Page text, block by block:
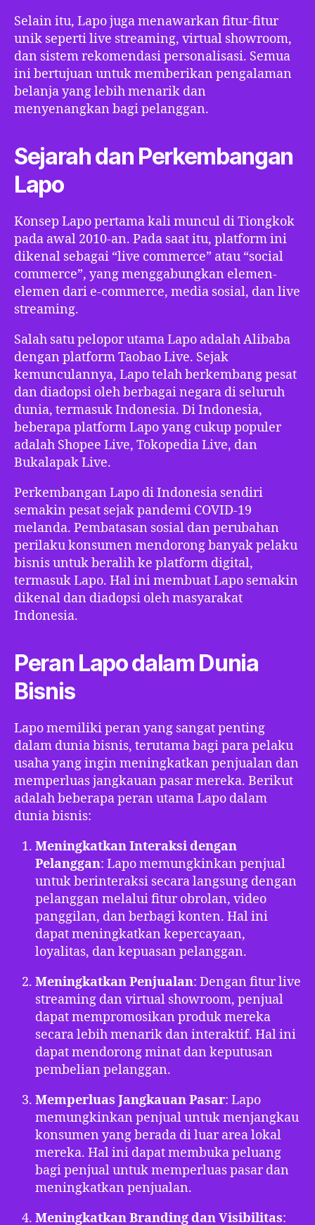
Selain itu, Lapo juga menawarkan fitur-fitur
unik seperti live streaming, virtual showroom,
dan sistem rekomendasi personalisasi. Semua
ini bertujuan untuk memberikan pengalaman
belanja yang lebih menarik dan
menyenangkan bagi pelanggan.
Sejarah dan Perkembangan
Lapo
Konsep Lapo pertama kali muncul di Tiongkok
pada awal 2010-an. Pada saat itu, platform ini
dikenal sebagai “live commerce” atau “social
commerce”, yang menggabungkan elemen-
elemen dari e-commerce, media sosial, dan live
streaming.
Salah satu pelopor utama Lapo adalah Alibaba
dengan platform Taobao Live. Sejak
kemunculannya, Lapo telah berkembang pesat
dan diadopsi oleh berbagai negara di seluruh
dunia, termasuk Indonesia. Di Indonesia,
beberapa platform Lapo yang cukup populer
adalah Shopee Live, Tokopedia Live, dan
Bukalapak Live.
Perkembangan Lapo di Indonesia sendiri
semakin pesat sejak pandemi COVID-19
melanda. Pembatasan sosial dan perubahan
perilaku konsumen mendorong banyak pelaku
bisnis untuk beralih ke platform digital,
termasuk Lapo. Hal ini membuat Lapo semakin
dikenal dan diadopsi oleh masyarakat
Indonesia.
Peran Lapo dalam Dunia
Bisnis
Lapo memiliki peran yang sangat penting
dalam dunia bisnis, terutama bagi para pelaku
usaha yang ingin meningkatkan penjualan dan
memperluas jangkauan pasar mereka. Berikut
adalah beberapa peran utama Lapo dalam
dunia bisnis:
Meningkatkan Interaksi dengan
Pelanggan: Lapo memungkinkan penjual
untuk berinteraksi secara langsung dengan
pelanggan melalui fitur obrolan, video
panggilan, dan berbagi konten. Hal ini
dapat meningkatkan kepercayaan,
loyalitas, dan kepuasan pelanggan.
Meningkatkan Penjualan: Dengan fitur live
streaming dan virtual showroom, penjual
dapat mempromosikan produk mereka
secara lebih menarik dan interaktif. Hal ini
dapat mendorong minat dan keputusan
pembelian pelanggan.
Memperluas Jangkauan Pasar: Lapo
memungkinkan penjual untuk menjangkau
konsumen yang berada di luar area lokal
mereka. Hal ini dapat membuka peluang
bagi penjual untuk memperluas pasar dan
meningkatkan penjualan.
Meningkatkan Branding dan Visibilitas: